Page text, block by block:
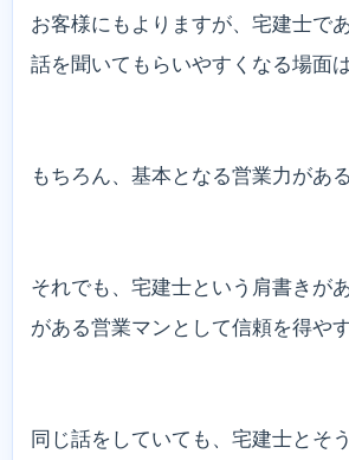
お客様にもよりますが、宅建士で
話を聞いてもらいやすくなる場面
もちろん、基本となる営業力があ
それでも、宅建士という肩書きが
がある営業マンとして信頼を得や
同じ話をしていても、宅建士とそ